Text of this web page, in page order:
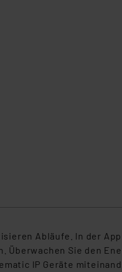
Abläufe. In der
Überwachen Sie den
IP Geräte